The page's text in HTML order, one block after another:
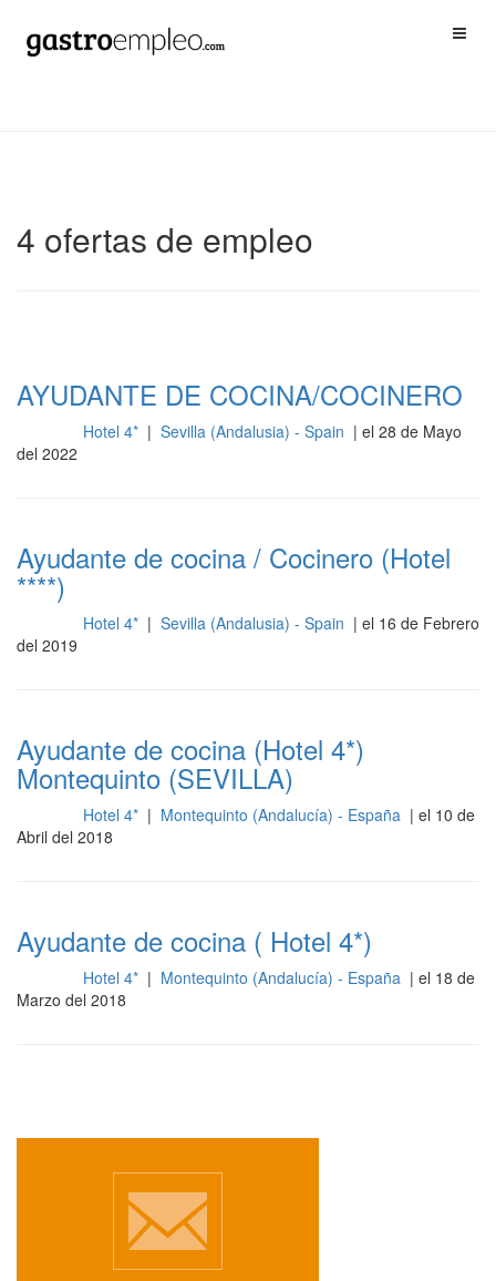
4 ofertas de empleo
AYUDANTE DE COCINA/COCINERO
Hotel 4* | Sevilla (Andalusia) - Spain | el 28 de Mayo
del 2022
Ayudante de cocina / Cocinero (Hotel
****)
Hotel 4* | Sevilla (Andalusia) - Spain | el 16 de Febrero
del 2019
Ayudante de cocina (Hotel 4*)
Montequinto (SEVILLA)
Hotel 4* | Montequinto (Andalucía) - España | el 10 de
Abril del 2018
Ayudante de cocina ( Hotel 4*)
Hotel 4* | Montequinto (Andalucía) - España | el 18 de
Marzo del 2018